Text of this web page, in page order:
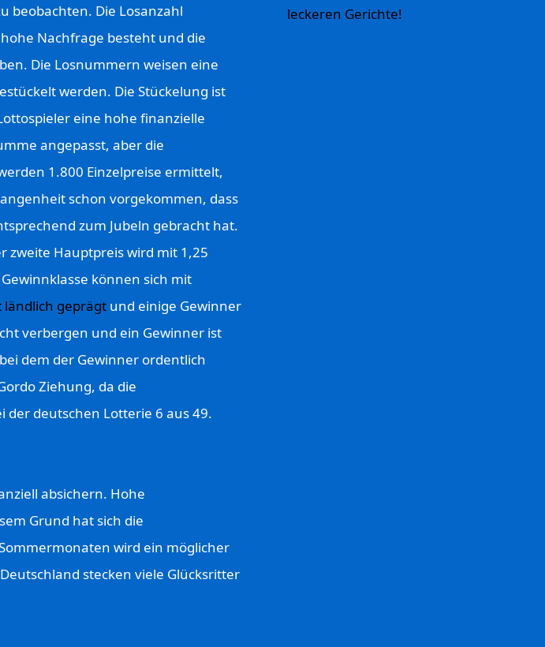
beobachten. Die Losanzahl
Nachfrage besteht und die
Die Losnummern weisen eine
werden. Die Stückelung ist
eine hohe finanzielle
angepasst, aber die
1.800 Einzelpreise ermittelt,
schon vorgekommen, dass
zum Jubeln gebracht hat.
zweite Hauptpreis wird mit 1,25
können sich mit
ländlich geprägt und einige Gewinner
verbergen und ein Gewinner ist
dem der Gewinner ordentlich
Ziehung, da die
der deutschen Lotterie 6 aus 49.
absichern. Hohe
Grund hat sich die
wird ein möglicher
stecken viele Glücksritter
leckeren Gerichte!